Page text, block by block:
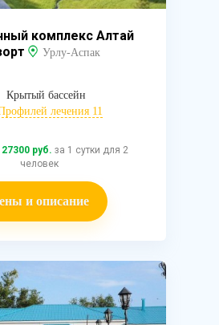
комплекс Алтай
Урлу-Аспак
Крытый бассейн
лечения 11
27300 руб. за 1 сутки для 2
человек
и описание